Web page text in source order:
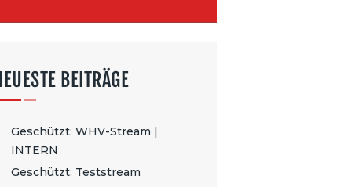
BEITRÄGE
Geschützt: WHV-Stream |
INTERN
Geschützt: Teststream